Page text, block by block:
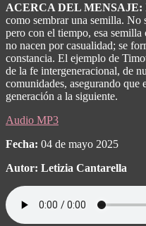
ACERCA DEL MENSAJE:
como sembrar una semilla. No
pero con el tiempo, esa
no nacen por casualidad; se
constancia. El ejemplo de
de la fe intergeneracional, de
comunidades, asegurando que
generación a la siguiente.
Audio MP3
Fecha: 04 de mayo 2025
Autor: Letizia Cantarella